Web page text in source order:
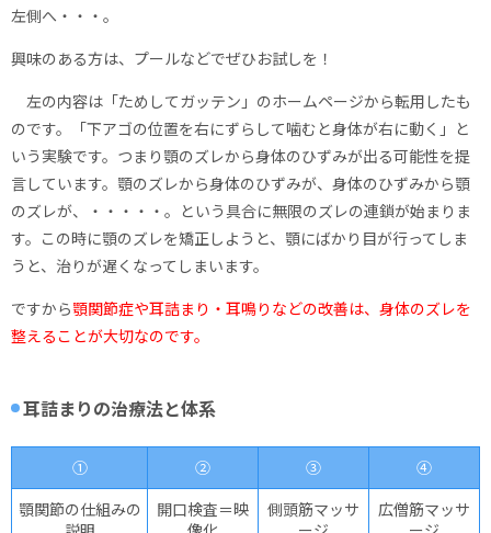
左側へ・・・。
興味のある方は、プールなどでぜひお試しを！
左の内容は「ためしてガッテン」のホームページから転用したも
のです。「下アゴの位置を右にずらして噛むと身体が右に動く」と
いう実験です。つまり顎のズレから身体のひずみが出る可能性を提
言しています。顎のズレから身体のひずみが、身体のひずみから顎
のズレが、・・・・・。という具合に無限のズレの連鎖が始まりま
す。この時に顎のズレを矯正しようと、顎にばかり目が行ってしま
うと、治りが遅くなってしまいます。
ですから顎関節症や耳詰まり・耳鳴りなどの改善は、身体のズレを
整えることが大切なのです。
耳詰まりの治療法と体系
① ② ③
④
顎関節の仕組みの
開口検査＝映
側頭筋マッサ
広僧筋マッサ